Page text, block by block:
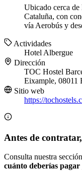
Ubicado cerca de
Cataluña, con
vía Aerobús y
Actividades
Hotel Albergue
Dirección
TOC Hostel
Eixample, 08011
Sitio web
https://
Antes de
Consulta nuestra
cuánto deberías pagar